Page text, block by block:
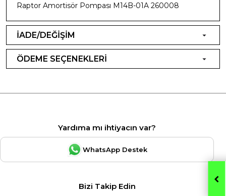
Raptor Amortisör Pompası M14B-01A 260008
İADE/DEĞİŞİM
ÖDEME SEÇENEKLERİ
Yardıma mı ihtiyacın var?
WhatsApp Destek
Bizi Takip Edin